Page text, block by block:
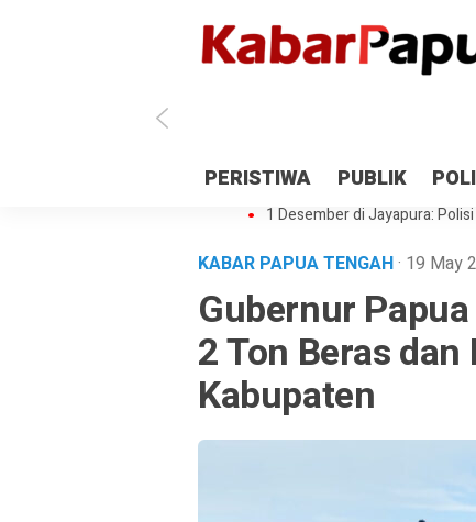
PERISTIWA PUBLIK
Antisipasi 1 Desember, TNI
Gedung Perpustakaan SMPN
1 Desember di Jayapura:
KABAR PAPUA TENGAH· 19 May
Gubernur
2 Ton Beras
Kabupaten